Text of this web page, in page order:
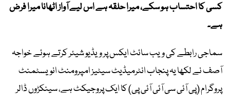
کسی کا احتساب ہو سکے، میرا حلقہ ہے اس لیے آواز اٹھانا میرا فرض
ہے۔
سماجی رابطے کی ویب سائٹ ایکس پر ویڈیو شیئر کرتے ہوئے خواجہ
آصف نے لکھا یہ پنجاب انٹرمیڈیٹ سیٹیز امپرومنٹ انویسٹمنٹ
پروگرام (پی آئی سی آئی آئی پی) کا ایک پروجیکٹ ہے، سینکڑوں ڈالر